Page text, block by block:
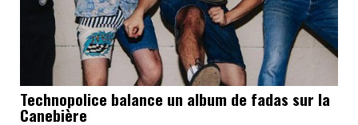
Technopolice balance un album de fadas sur la
Canebière